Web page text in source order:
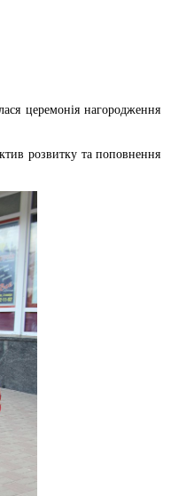
церемонія нагородження
розвитку та поповнення